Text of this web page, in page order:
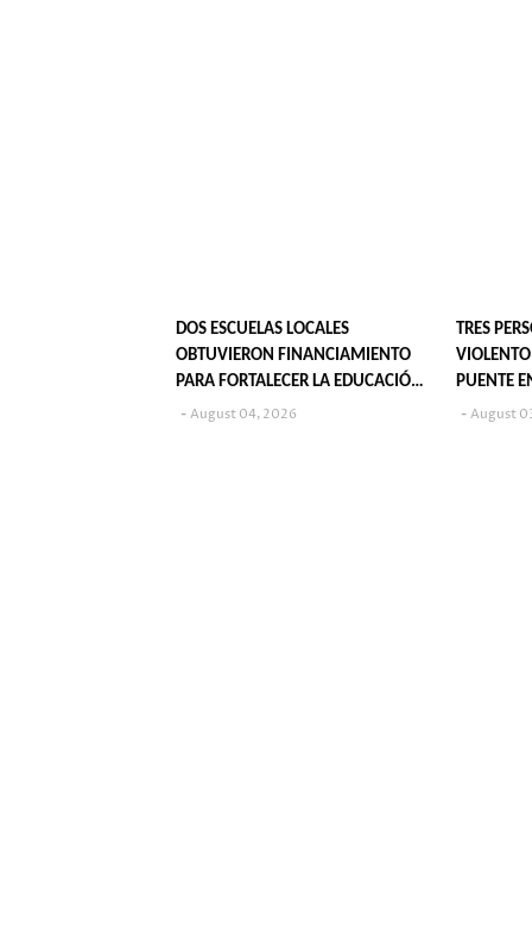
DOS ESCUELAS LOCALES
OBTUVIERON FINANCIAMIENTO
PARA FORTALECER LA EDUCACIÓN
TÉCNICA
August 04, 2026
TRES
PUENTE
August